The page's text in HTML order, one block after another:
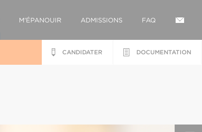
M'ÉPANOUIR ADMISSIONS FAQ
DOCUMENTATION
CANDIDATER